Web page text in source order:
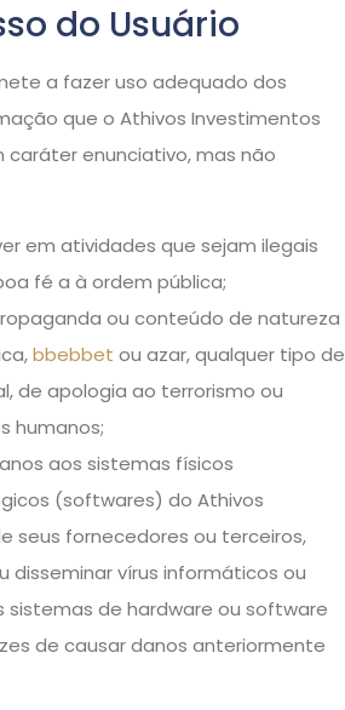
do Usuário
a fazer uso adequado dos
que o Athivos Investimentos
enunciativo, mas não
em atividades que sejam ilegais
fé a à ordem pública;
ou conteúdo de natureza
bbebbet ou azar, qualquer tipo de
de apologia ao terrorismo ou
humanos;
aos sistemas físicos
(softwares) do Athivos
seus fornecedores ou terceiros,
disseminar vírus informáticos ou
sistemas de hardware ou software
de causar danos anteriormente